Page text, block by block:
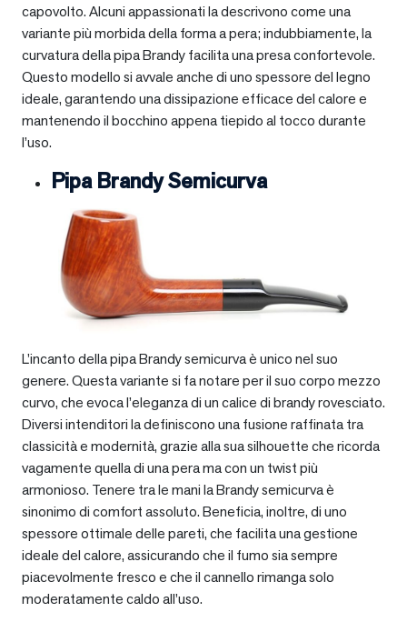
capovolto. Alcuni appassionati la descrivono come una
variante più morbida della forma a pera; indubbiamente, la
curvatura della pipa Brandy facilita una presa confortevole.
Questo modello si avvale anche di uno spessore del legno
ideale, garantendo una dissipazione efficace del calore e
mantenendo il bocchino appena tiepido al tocco durante
l’uso.
Pipa Brandy Semicurva
L’incanto della pipa Brandy semicurva è unico nel suo
genere. Questa variante si fa notare per il suo corpo mezzo
curvo, che evoca l’eleganza di un calice di brandy rovesciato.
Diversi intenditori la definiscono una fusione raffinata tra
classicità e modernità, grazie alla sua silhouette che ricorda
vagamente quella di una pera ma con un twist più
armonioso. Tenere tra le mani la Brandy semicurva è
sinonimo di comfort assoluto. Beneficia, inoltre, di uno
spessore ottimale delle pareti, che facilita una gestione
ideale del calore, assicurando che il fumo sia sempre
piacevolmente fresco e che il cannello rimanga solo
moderatamente caldo all’uso.